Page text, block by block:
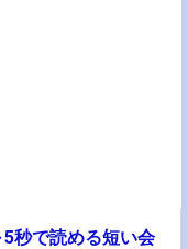
秒で読める短い会